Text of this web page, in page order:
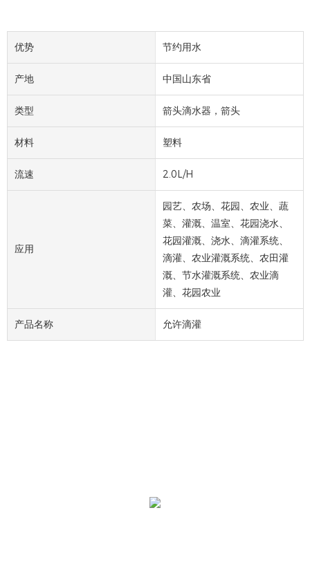
优势 节约用水
产地 中国山东省
类型 箭头滴水器，箭头
材料 塑料
流速 2.0L/H
应用
园艺、农场、花园、农业、蔬
菜、灌溉、温室、花园浇水、
花园灌溉、浇水、滴灌系统、
滴灌、农业灌溉系统、农田灌
溉、节水灌溉系统、农业滴
灌、花园农业
产品名称 允许滴灌